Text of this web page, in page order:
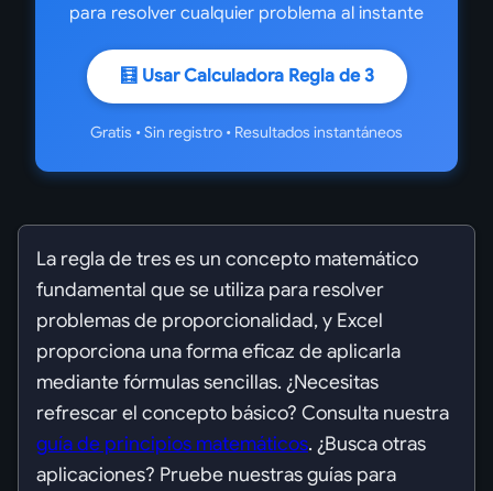
para resolver cualquier problema al instante
🧮 Usar Calculadora Regla de 3
Gratis • Sin registro • Resultados instantáneos
La regla de tres es un concepto matemático
fundamental que se utiliza para resolver
problemas de proporcionalidad, y Excel
proporciona una forma eficaz de aplicarla
mediante fórmulas sencillas. ¿Necesitas
refrescar el concepto básico? Consulta nuestra
guía de principios matemáticos. ¿Busca otras
aplicaciones? Pruebe nuestras guías para